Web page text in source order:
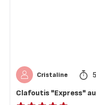
Cristaline
Clafoutis "Express"